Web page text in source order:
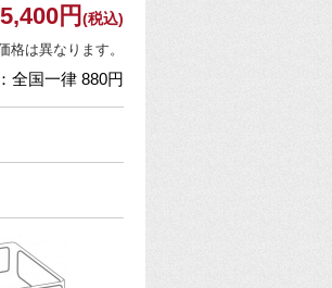
円 (税込)
は異なります。
全国一律 880円